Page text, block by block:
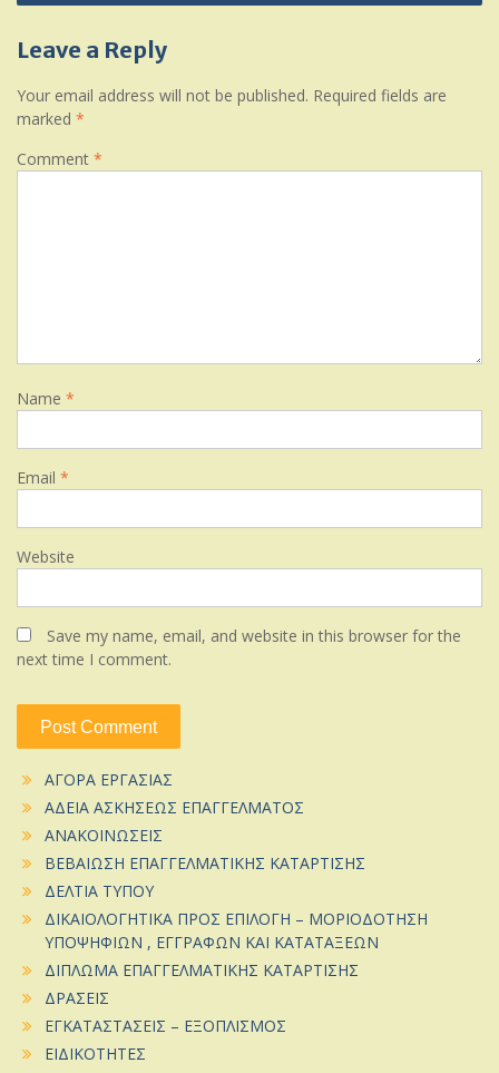
Leave a Reply
Your email address will not be published. Required fields are
marked *
Comment *
Name *
Email *
Website
Save my name, email, and website in this browser for the
next time I comment.
ΑΓΟΡΑ ΕΡΓΑΣΙΑΣ
ΑΔΕΙΑ ΑΣΚΗΣΕΩΣ ΕΠΑΓΓΕΛΜΑΤΟΣ
ΑΝΑΚΟΙΝΩΣΕΙΣ
ΒΕΒΑΙΩΣΗ ΕΠΑΓΓΕΛΜΑΤΙΚΗΣ ΚΑΤΑΡΤΙΣΗΣ
ΔΕΛΤΙΑ ΤΥΠΟΥ
ΔΙΚΑΙΟΛΟΓΗΤΙΚΑ ΠΡΟΣ ΕΠΙΛΟΓΗ – ΜΟΡΙΟΔΟΤΗΣΗ
ΥΠΟΨΗΦΙΩΝ , ΕΓΓΡΑΦΩΝ ΚΑΙ ΚΑΤΑΤΑΞΕΩΝ
ΔΙΠΛΩΜΑ ΕΠΑΓΓΕΛΜΑΤΙΚΗΣ ΚΑΤΑΡΤΙΣΗΣ
ΔΡΑΣΕΙΣ
ΕΓΚΑΤΑΣΤΑΣΕΙΣ – ΕΞΟΠΛΙΣΜΟΣ
ΕΙΔΙΚΟΤΗΤΕΣ